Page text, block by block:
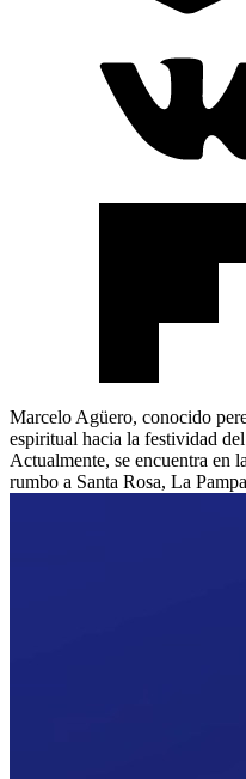
Marcelo Agüero, conocido
espiritual hacia la festividad
Actualmente, se encuentra en
rumbo a Santa Rosa, La